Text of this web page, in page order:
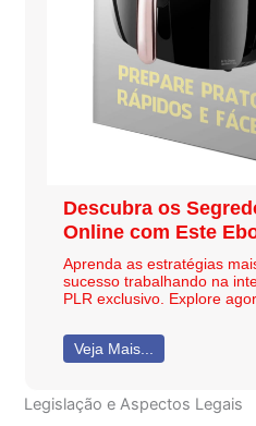
Descubra os
Online com Este
Aprenda as estratégias
sucesso trabalhando na
PLR exclusivo. Explore
Veja Mais...
Legislação e Aspectos Legais